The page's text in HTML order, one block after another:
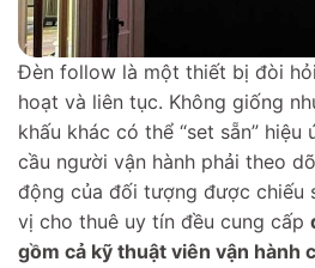
Đèn follow là một thiết bị đòi
hoạt và liên tục. Không giống
khấu khác có thể “set sẵn”
cầu người vận hành phải theo
động của đối tượng được chiếu
vị cho thuê uy tín đều cung cấp
gồm cả kỹ thuật viên vận hành